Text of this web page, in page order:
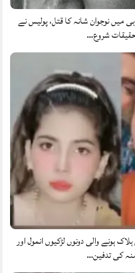
میں نوجوان شانہ کا قتل، پولیس نے
شروع…
ہونے والی دونوں لڑکیوں انمول اور
کی تدفین…